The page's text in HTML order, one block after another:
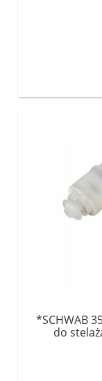
*SCHWAB
do